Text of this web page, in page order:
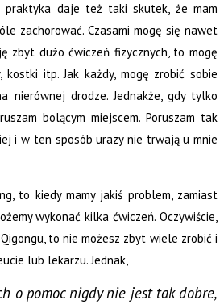
praktyka daje też taki skutek, że mam
zachorować. Czasami mogę się nawet
zbyt dużo ćwiczeń fizycznych, to mogę
kostki itp. Jak każdy, mogę zrobić sobie
nierównej drodze. Jednakże, gdy tylko
bolącym miejscem. Poruszam tak
i w ten sposób urazy nie trwają u mnie
to kiedy mamy jakiś problem, zamiast
wykonać kilka ćwiczeń. Oczywiście,
to nie możesz zbyt wiele zrobić i
lub lekarzu. Jednak,
o pomoc nigdy nie jest tak dobre,